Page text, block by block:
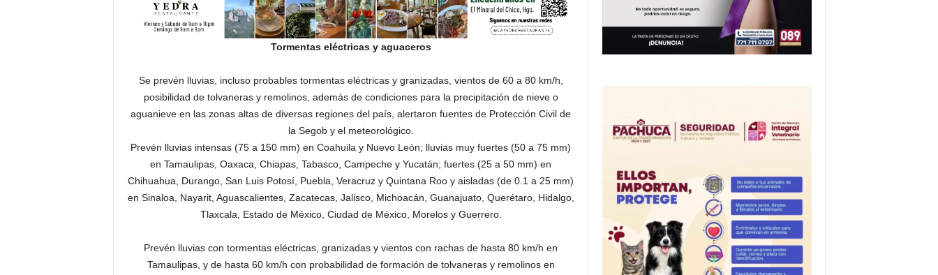
Tormentas eléctricas y aguaceros
Se prevén lluvias, incluso probables tormentas eléctricas y granizadas, vientos de 60 a 80 km/h,
posibilidad de tolvaneras y remolinos, además de condiciones para la precipitación de nieve o
aguanieve en las zonas altas de diversas regiones del país, alertaron fuentes de Protección Civil de
la Segob y el meteorológico.
Prevén lluvias intensas (75 a 150 mm) en Coahuila y Nuevo León; lluvias muy fuertes (50 a 75 mm)
en Tamaulipas, Oaxaca, Chiapas, Tabasco, Campeche y Yucatán; fuertes (25 a 50 mm) en
Chihuahua, Durango, San Luis Potosí, Puebla, Veracruz y Quintana Roo y aisladas (de 0.1 a 25 mm)
en Sinaloa, Nayarit, Aguascalientes, Zacatecas, Jalisco, Michoacán, Guanajuato, Querétaro, Hidalgo,
Tlaxcala, Estado de México, Ciudad de México, Morelos y Guerrero.
Prevén lluvias con tormentas eléctricas, granizadas y vientos con rachas de hasta 80 km/h en
Tamaulipas, y de hasta 60 km/h con probabilidad de formación de tolvaneras y remolinos en